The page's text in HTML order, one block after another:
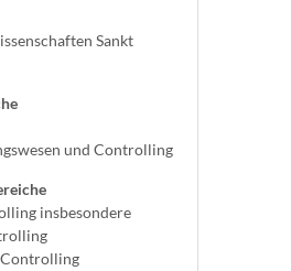
Sankt
und Controlling
insbesondere